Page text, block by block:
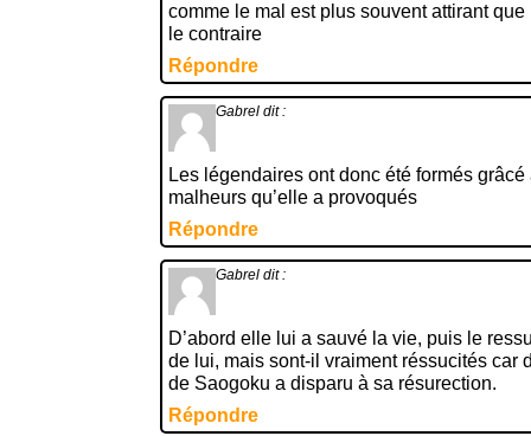
comme le mal est plus souvent attirant
le contraire
Répondre
Gabrel dit :
Les légendaires ont donc été formés
malheurs qu’elle a provoqués
Répondre
Gabrel dit :
D’abord elle lui a sauvé la vie, puis le
de lui, mais sont-il vraiment réssucités car
de Saogoku a disparu à sa résurection.
Répondre